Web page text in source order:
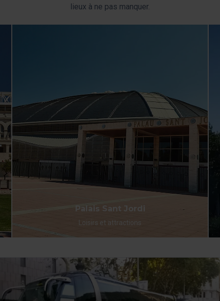
lieux à ne pas manquer.
Palais Sant Jordi
Loisirs et attractions